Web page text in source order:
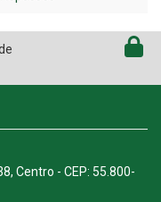
Centro - CEP: 55.800-